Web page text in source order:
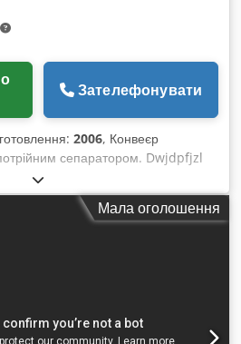
Зателефонувати
2006, Конвеєр
сепаратором. Dwjdpfjzl
мм. Корисна ширина: 350 мм.
сталі. Регульована
Мала оголошення